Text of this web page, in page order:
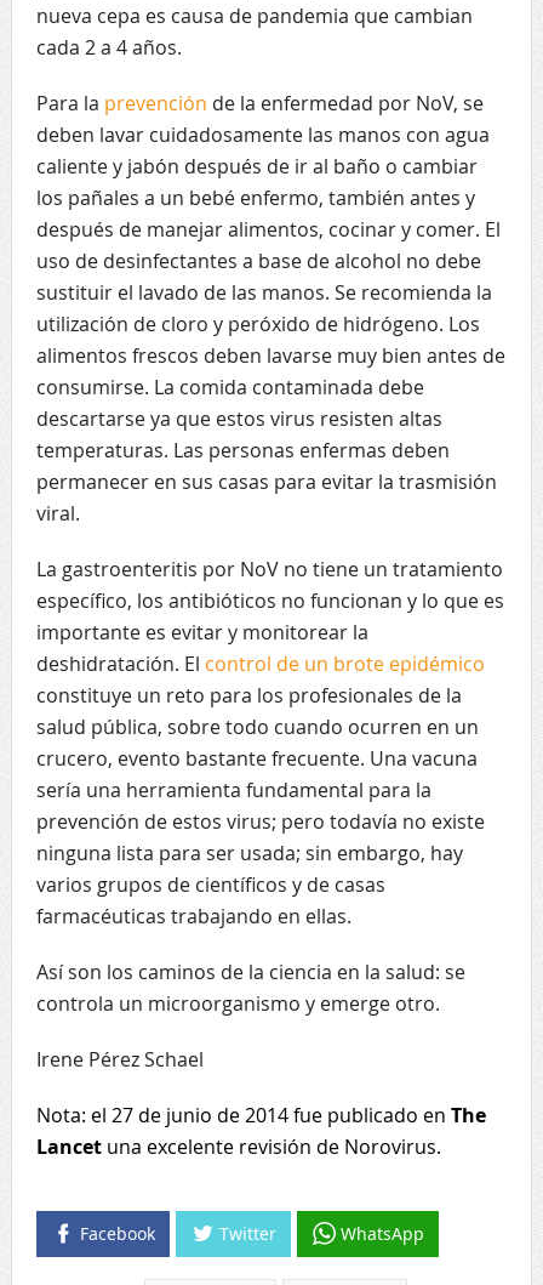
nueva cepa es causa de pandemia que cambian
cada 2 a 4 años.
Para la prevención de la enfermedad por NoV, se
deben lavar cuidadosamente las manos con agua
caliente y jabón después de ir al baño o cambiar
los pañales a un bebé enfermo, también antes y
después de manejar alimentos, cocinar y comer. El
uso de desinfectantes a base de alcohol no debe
sustituir el lavado de las manos. Se recomienda la
utilización de cloro y peróxido de hidrógeno. Los
alimentos frescos deben lavarse muy bien antes de
consumirse. La comida contaminada debe
descartarse ya que estos virus resisten altas
temperaturas. Las personas enfermas deben
permanecer en sus casas para evitar la trasmisión
viral.
La gastroenteritis por NoV no tiene un tratamiento
específico, los antibióticos no funcionan y lo que es
importante es evitar y monitorear la
deshidratación. El control de un brote epidémico
constituye un reto para los profesionales de la
salud pública, sobre todo cuando ocurren en un
crucero, evento bastante frecuente. Una vacuna
sería una herramienta fundamental para la
prevención de estos virus; pero todavía no existe
ninguna lista para ser usada; sin embargo, hay
varios grupos de científicos y de casas
farmacéuticas trabajando en ellas.
Así son los caminos de la ciencia en la salud: se
controla un microorganismo y emerge otro.
Irene Pérez Schael
Nota: el 27 de junio de 2014 fue publicado en The
Lancetuna excelente revisión de Norovirus.
Facebook Twitter WhatsApp